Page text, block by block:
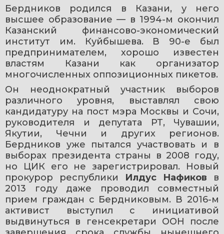
Бердников родился в Казани, у него
высшее образование — в 1994-м окончил
Казанский финансово-экономический
институт им. Куйбышева. В 90-е был
предпринимателем, хорошо известен
властям Казани как организатор
Он неоднократный участник выборов
различного уровня, выставлял свою
кандидатуру на пост мэра Москвы и Сочи,
руководителя и депутата РТ, Чувашии,
Якутии, Чечни и других регионов.
Бердников уже пытался участвовать и в
выборах президента страны в 2008 году,
но ЦИК его не зарегистрировал. Новый
прокурор республики Илдус Нафиков в
2013 году даже проводил совместный
прием граждан с Бердниковым. В 2016-м
активист выступил с инициативой
выдвинуться в генсекретари ООН после